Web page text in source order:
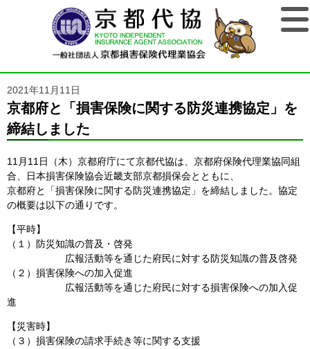
2021年11月11日
京都府と「損害保険に関する防災連携協定」を
締結しました
11月11日（木）京都府庁にて京都代協は、京都府保険代理業協同組
合、日本損害保険協会近畿支部京都損保会とともに、
京都府と「損害保険に関する防災連携協定」を締結しました。協定
の概要は以下の通りです。
【平時】
（１）防災知識の普及・啓発
広報活動等を通じた府民に対する防災知識の普及啓発
（２）損害保険への加入促進
広報活動等を通じた府民に対する損害保険への加入促
進
【災害時】
（３）損害保険の請求手続き等に関する支援